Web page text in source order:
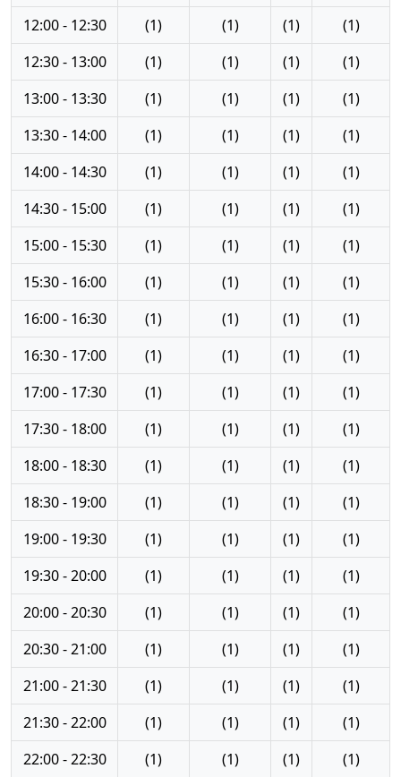
12:00 - 12:30
(1) (1) (1)
(1)
12:30 - 13:00
(1) (1) (1)
(1)
13:00 - 13:30
(1) (1) (1)
(1)
13:30 - 14:00
(1) (1) (1)
(1)
14:00 - 14:30
(1) (1) (1)
(1)
14:30 - 15:00
(1) (1) (1)
(1)
15:00 - 15:30
(1) (1) (1)
(1)
15:30 - 16:00
(1) (1) (1)
(1)
16:00 - 16:30
(1) (1) (1)
(1)
16:30 - 17:00
(1) (1) (1)
(1)
17:00 - 17:30
(1) (1) (1)
(1)
17:30 - 18:00
(1) (1) (1)
(1)
18:00 - 18:30
(1) (1) (1)
(1)
18:30 - 19:00
(1) (1) (1)
(1)
19:00 - 19:30
(1) (1) (1)
(1)
19:30 - 20:00
(1) (1) (1)
(1)
20:00 - 20:30
(1) (1) (1)
(1)
20:30 - 21:00
(1) (1) (1)
(1)
21:00 - 21:30
(1) (1) (1)
(1)
21:30 - 22:00
(1) (1) (1)
(1)
22:00 - 22:30
(1) (1) (1) (1)